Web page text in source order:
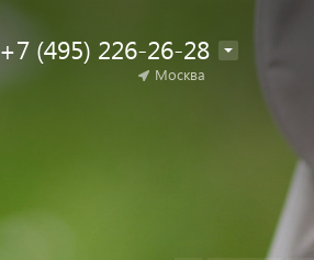
+7 (495) 226-26-28
Москва